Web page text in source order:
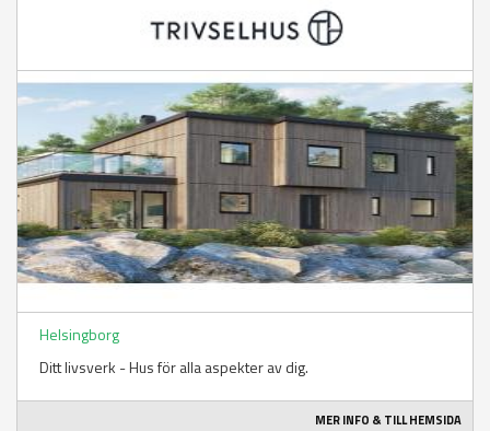
Helsingborg
Ditt livsverk - Hus för alla aspekter av dig.
MER INFO & TILL HEMSIDA